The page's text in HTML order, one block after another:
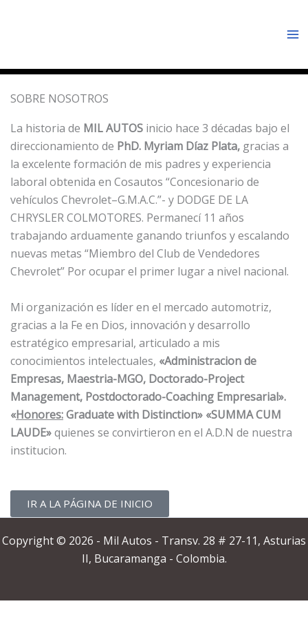
SOBRE NOSOTROS
La historia de MIL AUTOS inicio hace 3 décadas bajo el
direccionamiento de PhD. Myriam Díaz Plata, gracias a
la excelente formación de mis padres y experiencia
laboral obtenida en Cosautos “Concesionario de
vehículos Chevrolet–G.M.A.C.”- y DODGE DE LA
CHRYSLER COLMOTORES. Permanecí 11 años
trabajando arduamente ganando triunfos y escalando
nuevas metas “Miembro del Club de Vendedores
Chevrolet” Por ocupar el primer lugar a nivel nacional.
Mi organización es líder en el mercado automotriz,
gracias a la Fe en Dios, innovación y desarrollo
estratégico empresarial, articulado a mis
conocimientos intelectuales, «Administracion de
Empresas, Maestria-MGO, Doctorado-Project
Management, Postdoctorado-Coaching Empresarial».
«Honores:Graduate with Distinction» «SUMMA CUM
LAUDE»quienes se convirtieron en el A.D.N de nuestra
institucion.
IR A LA PÁGINA DE INICIO
Copyright © 2026 - Mil Autos - Transv. 28 # 27-11, Asturias
II, Bucaramanga - Colombia.